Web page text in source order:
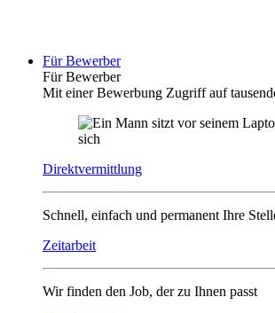
Für Bewerber
Für Bewerber
Mit einer Bewerbung Zugriff auf
Direktvermittlung
Schnell, einfach und permanent Ihre
Zeitarbeit
Wir finden den Job, der zu Ihnen passt